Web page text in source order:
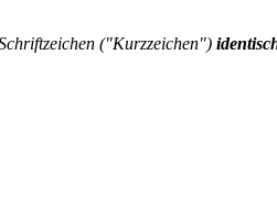
("Kurzzeichen")